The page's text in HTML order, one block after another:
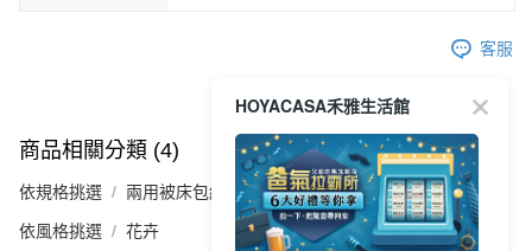
客服
商品相關分類 (4) 查看全部
依規格挑選 兩用被床包組
依風格挑選 花卉
HOYACASA禾雅生活館